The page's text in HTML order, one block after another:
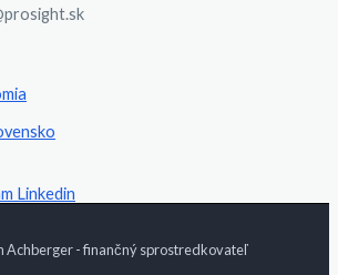
Linkedin
Achberger - finančný sprostredkovateľ